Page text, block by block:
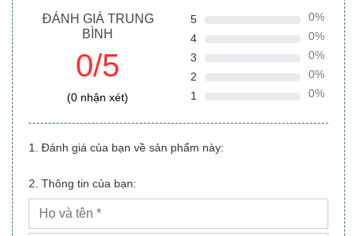
ĐÁNH GIÁ TRUNG
BÌNH
0/5
(0 nhận xét)
5
0%
4
0%
3
0%
2
0%
1
0%
1. Đánh giá của bạn về sản phẩm này:
2. Thông tin của bạn: